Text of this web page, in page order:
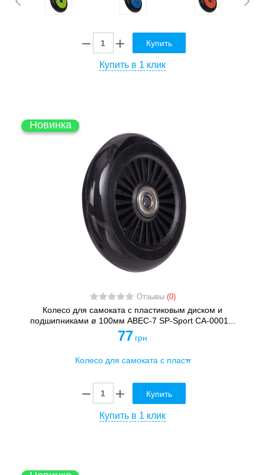
Купить
Купить в 1 клик
Новинка
Отзывы (0)
Колесо для самоката с пластиковым диском и
подшипниками ø 100мм ABEC-7 SP-Sport CA-0001...
77 грн
Купить
Купить в 1 клик